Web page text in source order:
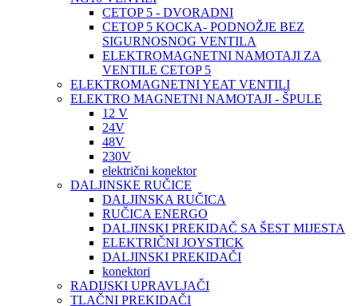
CETOP 5 - DVORADNI
CETOP 5 KOCKA- PODNOŽJE BEZ
SIGURNOSNOG VENTILA
ELEKTROMAGNETNI NAMOTAJI ZA
VENTILE CETOP 5
ELEKTROMAGNETNI YEAT VENTILI
ELEKTRO MAGNETNI NAMOTAJI - ŠPULE
12 V
24V
48V
230V
električni konektor
DALJINSKE RUČICE
DALJINSKA RUČICA
RUČICA ENERGO
DALJINSKI PREKIDAČ SA ŠEST MIJESTA
ELEKTRIČNI JOYSTICK
DALJINSKI PREKIDAČI
konektori
RADIJSKI UPRAVLJAČI
TLAČNI PREKIDAČI